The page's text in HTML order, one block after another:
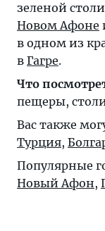
зеленой
Новом Афоне
в одном из
в Гагре.
Что
пещеры,
Вас также
Турция,
Популярные
Новый Афон,